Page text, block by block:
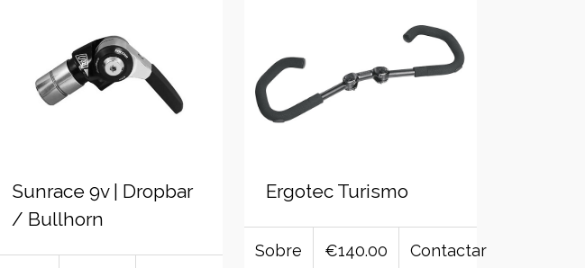
Sunrace 9v | Dropbar
/ Bullhorn
Ergotec Turismo
Sobre €140.00 Contactar